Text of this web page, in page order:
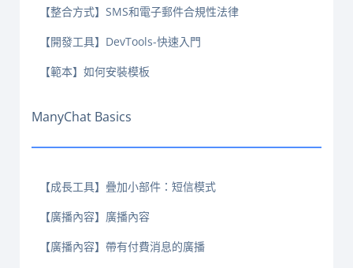
【整合方式】SMS和電子郵件合規性法律
【開發工具】DevTools-快速入門
【範本】如何安裝模板
ManyChat Basics
【成長工具】疊加小部件：短信模式
【廣播內容】廣播內容
【廣播內容】帶有付費消息的廣播